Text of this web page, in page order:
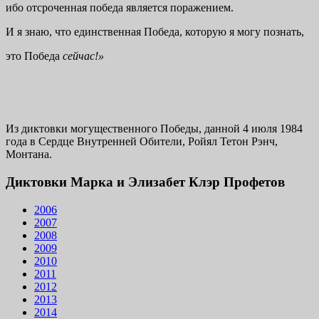
ибо отсроченная победа является поражением.
И я знаю, что единственная Победа, которую я могу познать,
это Победа сейчас!»
Из диктовки могущественного Победы, данной 4 июля 1984
года в Сердце Внутренней Обители, Ройял Тетон Рэнч,
Монтана.
Диктовки Марка и Элизабет Клэр Профетов
2006
2007
2008
2009
2010
2011
2012
2013
2014